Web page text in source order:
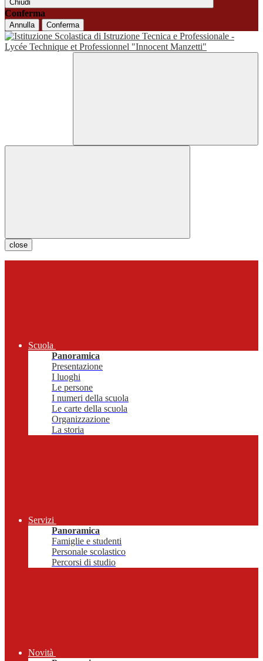
Chiudi
Conferma
Annulla Conferma
close
Scuola
Panoramica
Presentazione
I luoghi
Le persone
I numeri della scuola
Le carte della scuola
Organizzazione
La storia
Servizi
Panoramica
Famiglie e studenti
Personale scolastico
Percorsi di studio
Novità